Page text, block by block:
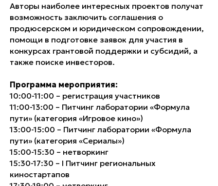
Авторы наиболее интересных проектов получат
возможность заключить соглашения о
продюсерском и юридическом сопровождении,
помощи в подготовке заявок для участия в
конкурсах грантовой поддержки и субсидий, а
также поиске инвесторов.
Программа мероприятия:
10:00-11:00 – регистрация участников
11:00-13:00 – Питчинг лаборатории «Формула
пути» (категория «Игровое кино»)
13:00-15:00 – Питчинг лаборатории «Формула
пути» (категория «Сериалы»)
15:00-15:30 – нетворкинг
15:30-17:30 – I Питчинг региональных
киностартапов